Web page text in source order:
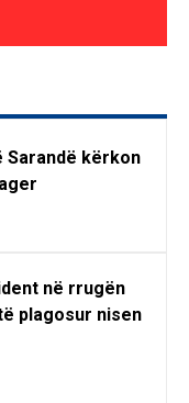
Sarandë kërkon
në rrugën
plagosur nisen